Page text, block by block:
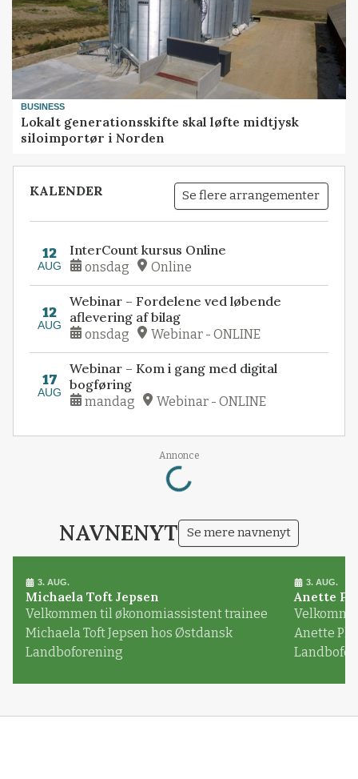
BUSINESS
Lokalt generationsskifte skal løfte midtjysk
siloimportør i Norden
KALENDER Se flere arrangementer
12
AUG
InterCount kursus Online
onsdag Online
12
AUG
Webinar – Fordelene ved løbende
aflevering af bilag
onsdag Webinar - ONLINE
17
AUG
Webinar – Kom i gang med digital
bogføring
mandag Webinar - ONLINE
Annonce
Loading...
NAVNENYT Se mere navnenyt
3. AUG.
Michaela Toft Jepsen
Velkommen til økonomiassistent trainee
Michaela Toft Jepsen hos Østdansk
Landboforening
3. AUG.
Anette
Anette